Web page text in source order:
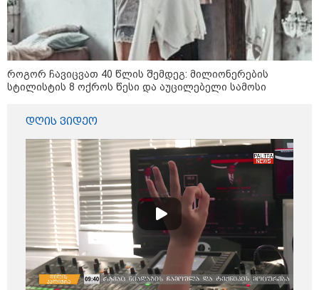
7
აგვისტო
დღის ზოგადი
ასტროლოგიური
პროგნოზი
მოიტანს. გაიზრდება ინტერესი შემოქმედებითი საქმიანობისა
განსაკუთრებით ხელსაყრელია საყვარელ ადამიანებთან
დროის გასატარებლად და თბილი, გულახდილი
საუბრებისთვის.
აგვისტო აგარაკზე: ეს 5 საქმე
როგორ ჩავიცვათ 40 წლის შემდეგ: მილიონერების
სტილისტის 8 ოქროს წესი და აუცილებელი სამოსი
დღის ვიდეო